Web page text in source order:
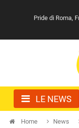
Pride di Roma,
LE NEWS
Home News